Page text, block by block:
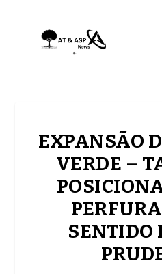
EXPANSÃO
VERDE –